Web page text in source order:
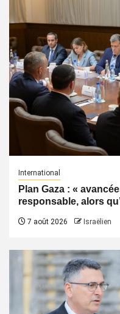
International
Plan Gaza : «
responsable, alors
7 août 2026 Israëlien